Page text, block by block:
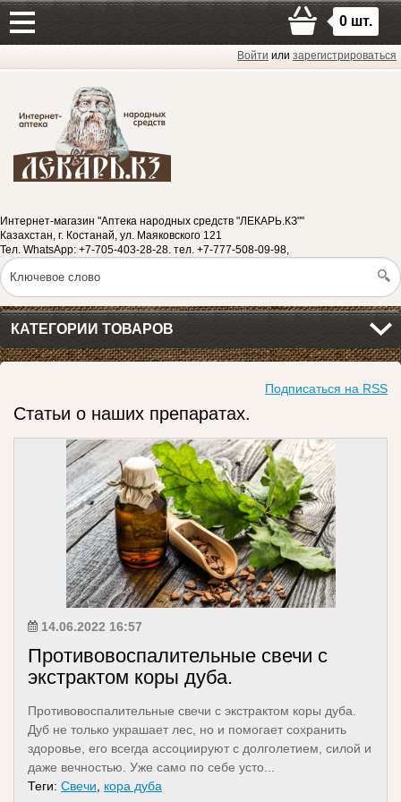
Войти или зарегистрироваться
Интернет-магазин "Аптека народных средств "ЛЕКАРЬ.КЗ""
Казахстан, г. Костанай, ул. Маяковского 121
Тел. WhatsApp: +7-705-403-28-28. тел. +7-777-508-09-98,
0 шт.
КАТЕГОРИИ ТОВАРОВ
Подписаться на RSS
Статьи о наших препаратах.
14.06.2022 16:57
Противовоспалительные свечи с
экстрактом коры дуба.
Противовоспалительные свечи с экстрактом коры дуба.
Дуб не только украшает лес, но и помогает сохранить
здоровье, его всегда ассоциируют с долголетием, силой и
даже вечностью. Уже само по себе усто...
Теги: Свечи кора дуба